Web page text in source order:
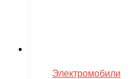
Электромобили